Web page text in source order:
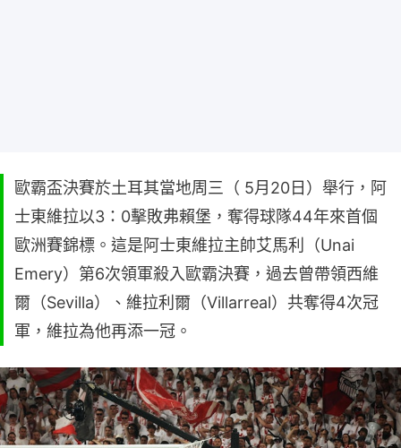
歐霸盃決賽於土耳其當地周三（ 5月20日）舉行，阿
士東維拉以3：0擊敗弗賴堡，奪得球隊44年來首個
歐洲賽錦標。這是阿士東維拉主帥艾馬利（Unai
Emery）第6次領軍殺入歐霸決賽，過去曾帶領西維
爾（Sevilla）、維拉利爾（Villarreal）共奪得4次冠
軍，維拉為他再添一冠。